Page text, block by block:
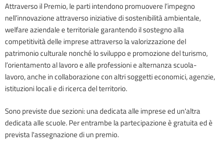
Attraverso il Premio, le parti intendono promuovere l’impegno
nell’innovazione attraverso iniziative di sostenibilità ambientale,
welfare aziendale e territoriale garantendo il sostegno alla
competitività delle imprese attraverso la valorizzazione del
patrimonio culturale nonché lo sviluppo e promozione del turismo,
l’orientamento al lavoro e alle professioni e alternanza scuola-
lavoro, anche in collaborazione con altri soggetti economici, agenzie,
istituzioni locali e di ricerca del territorio.
Sono previste due sezioni: una dedicata alle imprese ed un'altra
dedicata alle scuole. Per entrambe la partecipazione è gratuita ed è
prevista l'assegnazione di un premio.